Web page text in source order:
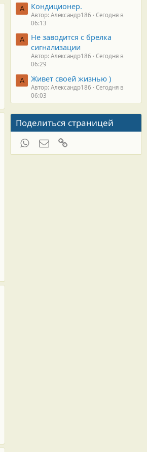
А Кондиционер.
Автор: Александр186
Сегодня в
06:13
А
Не заводится с брелка
сигнализации
Автор: Александр186
Сегодня в
06:29
А Живет своей жизнью )
Автор: Александр186
Сегодня в
06:03
Поделиться страницей
WhatsAppЭлектронная почта